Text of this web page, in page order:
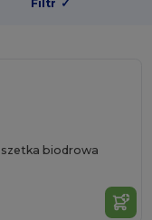
Filtr ✓
biodrowa